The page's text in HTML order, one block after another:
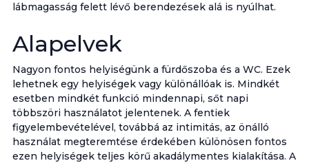
lábmagasság felett lévő berendezések alá is nyúlhat.
Alapelvek
Nagyon fontos helyiségünk a fürdőszoba és a WC. Ezek
lehetnek egy helyiségek vagy különállóak is. Mindkét
esetben mindkét funkció mindennapi, sőt napi
többszöri használatot jelentenek. A fentiek
figyelembevételével, továbbá az intimitás, az önálló
használat megteremtése érdekében különösen fontos
ezen helyiségek teljes körű akadálymentes kialakítása. A